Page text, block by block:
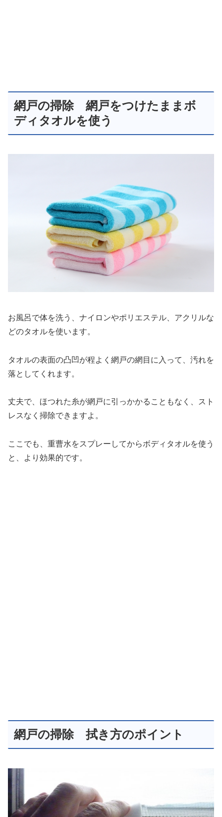
網戸の掃除 網戸をつけたままボ
ディタオルを使う
お風呂で体を洗う、ナイロンやポリエステル、アクリルな
どのタオルを使います。
タオルの表面の凸凹が程よく網戸の網目に入って、汚れを
落としてくれます。
丈夫で、ほつれた糸が網戸に引っかかることもなく、スト
レスなく掃除できますよ。
ここでも、重曹水をスプレーしてからボディタオルを使う
と、より効果的です。
網戸の掃除 拭き方のポイント